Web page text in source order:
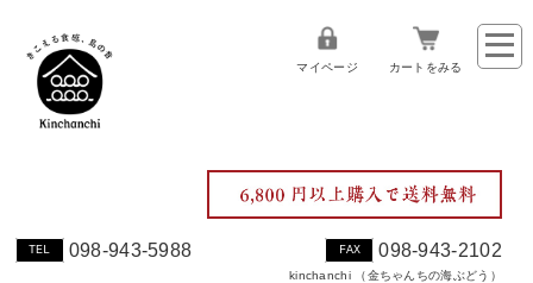
TEL 098-943-5988 FAX 098-943-2102
kinchanchi （金ちゃんちの海ぶどう）
マイページ カートをみる